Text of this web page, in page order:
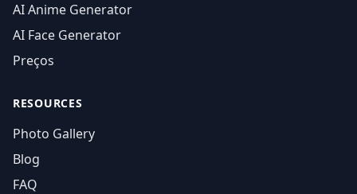
AI Anime Generator
AI Face Generator
Preços
RESOURCES
Photo Gallery
Blog
FAQ